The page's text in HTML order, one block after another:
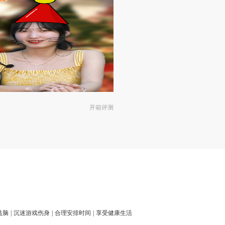
开箱评测
脑 | 沉迷游戏伤身 | 合理安排时间 | 享受健康生活